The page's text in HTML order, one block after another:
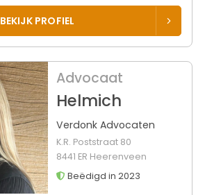
BEKIJK PROFIEL
Advocaat
Helmich
Verdonk Advocaten
K.R. Poststraat 80
8441 ER Heerenveen
Beëdigd in 2023